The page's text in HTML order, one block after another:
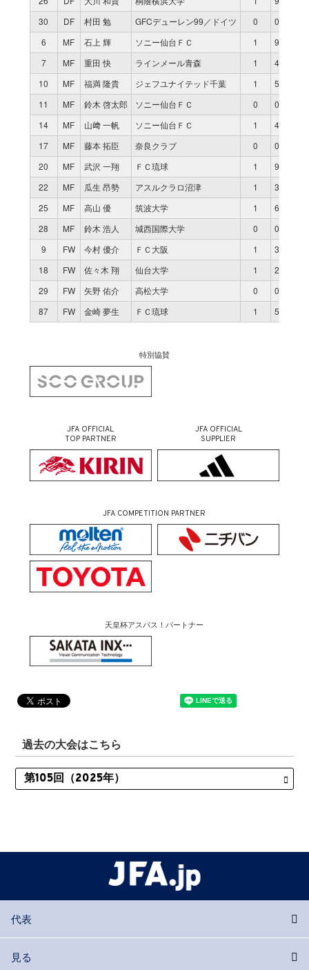
30
DF 村田 勉 GFCデューレン99／ドイツ 0
0
6
MF 石上 輝 ソニー仙台ＦＣ 1
90
7
MF 重田 快 ラインメール青森 1
45
10
MF 福満 隆貴 ジェフユナイテッド千葉 1
58
11
MF 鈴木 啓太郎 ソニー仙台ＦＣ 0
0
14
MF 山﨑 一帆 ソニー仙台ＦＣ 1
45
17
MF 藤本 拓臣 奈良クラブ 0
0
20
MF 武沢 一翔 ＦＣ琉球 1
90
22
MF 瓜生 昂勢 アスルクラロ沼津 1
32
25
MF 高山 優 筑波大学 1
69
28
MF 鈴木 浩人 城西国際大学 0
0
9
FW 今村 優介 ＦＣ大阪 1
32
18
FW 佐々木 翔 仙台大学 1
21
29
FW 矢野 佑介 高松大学 0
0
87
FW 金崎 夢生 ＦＣ琉球 1 58
特別協賛
JFA OFFICIAL
TOP PARTNER
JFA OFFICIAL
SUPPLIER
JFA COMPETITION PARTNER
天皇杯アスパス！パートナー
過去の大会はこちら
代表
見る